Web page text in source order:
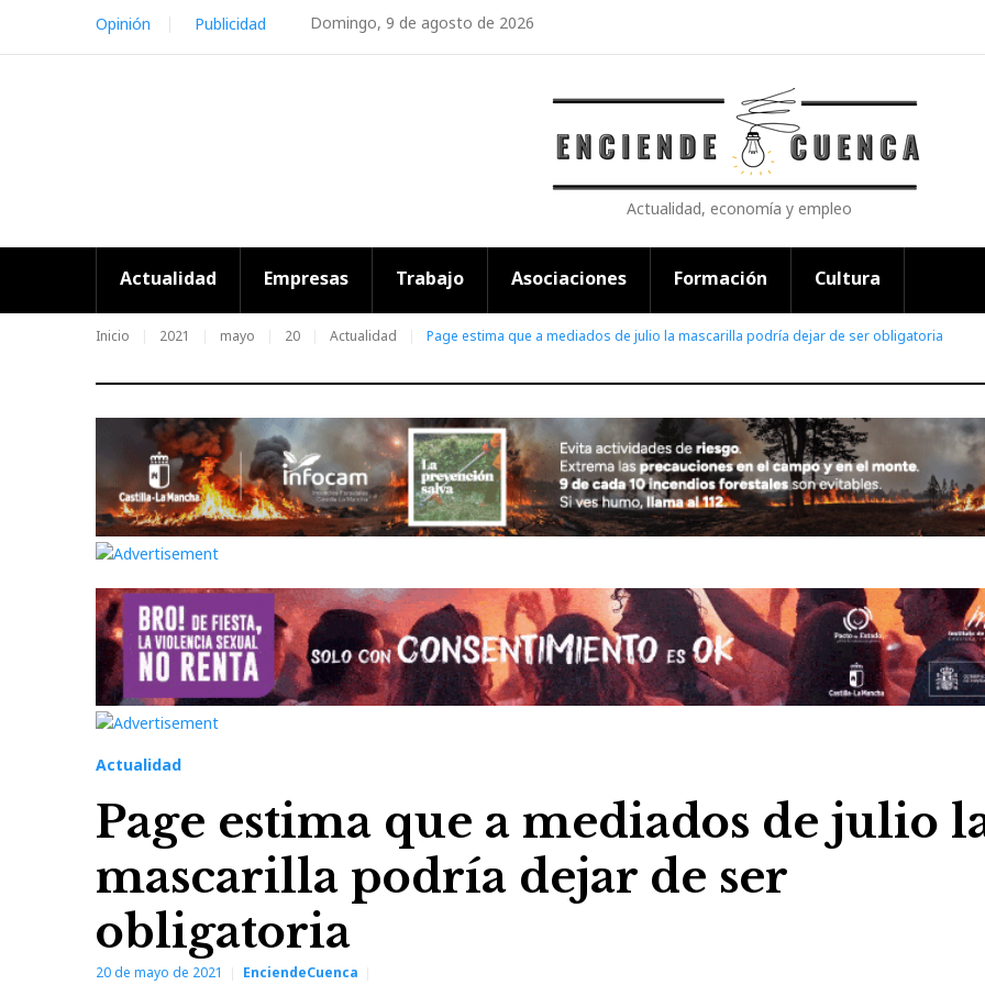
content
Domingo, 9 de agosto de 2026
Opinión Publicidad
Actualidad, economía y empleo
Actualidad Empresas Trabajo Asociaciones Formación Cultura
Inicio 2021 mayo 20 Actualidad Page estima que a mediados de julio la mascarilla podría dejar de ser obligatoria
Actualidad
Page estima que a mediados de julio
mascarilla podría dejar de ser
obligatoria
20 de mayo de 2021 EnciendeCuenca